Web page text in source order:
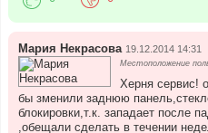
Мария Некрасова 19.12.2014 14:31
Местоположение
Херня сервис!
бы зменили заднюю
блокировки,т.к. западает после
,обещали сделать в течении